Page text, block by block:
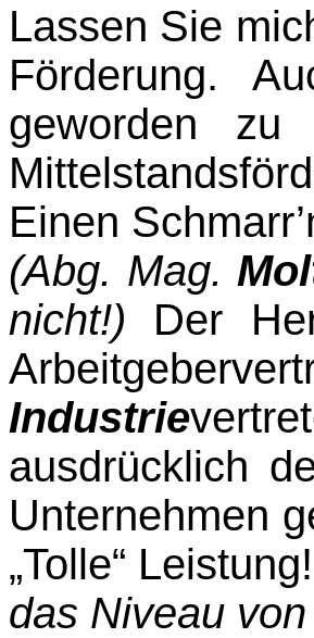
Lassen Sie
Förderung.
geworden
Einen
(Abg. Mag.
nicht!) Der
Industrie
ausdrücklich
Unternehmen
„Tolle“ Leistung!
das Niveau